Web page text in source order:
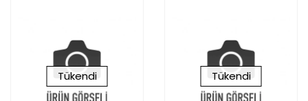
Tükendi Tükendi